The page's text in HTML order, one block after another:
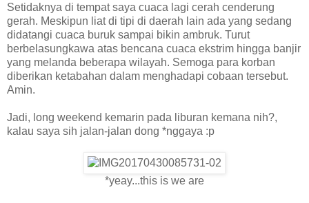
Setidaknya di tempat saya cuaca lagi cerah cenderung
gerah. Meskipun liat di tipi di daerah lain ada yang sedang
didatangi cuaca buruk sampai bikin ambruk. Turut
berbelasungkawa atas bencana cuaca ekstrim hingga banjir
yang melanda beberapa wilayah. Semoga para korban
diberikan ketabahan dalam menghadapi cobaan tersebut.
Amin.
Jadi, long weekend kemarin pada liburan kemana nih?,
kalau saya sih jalan-jalan dong *nggaya :p
*yeay...this is we are